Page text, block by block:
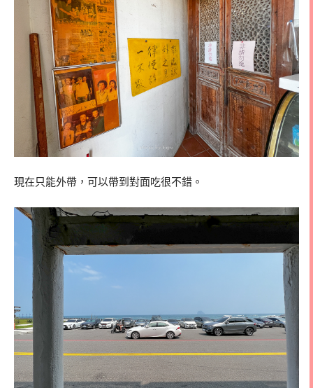
現在只能外帶，可以帶到對面吃很不錯。